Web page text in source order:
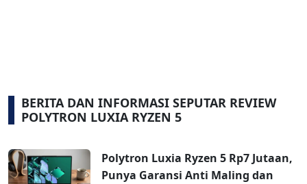
BERITA DAN INFORMASI SEPUTAR REVIEW
POLYTRON LUXIA RYZEN 5
Polytron Luxia Ryzen 5 Rp7 Jutaan,
Punya Garansi Anti Maling dan